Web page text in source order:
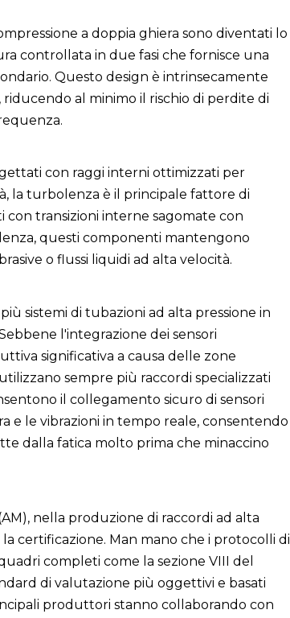
a doppia ghiera sono diventati lo
controllata in due fasi che fornisce una
Questo design è intrinsecamente
al minimo il rischio di perdite di
con raggi interni ottimizzati per
la turbolenza è il principale fattore di
transizioni interne sagomate con
questi componenti mantengono
o flussi liquidi ad alta velocità.
sistemi di tubazioni ad alta pressione in
l'integrazione dei sensori
significativa a causa delle zone
sempre più raccordi specializzati
il collegamento sicuro di sensori
e le vibrazioni in tempo reale, consentendo
dalla fatica molto prima che minaccino
nella produzione di raccordi ad alta
certificazione. Man mano che i protocolli di
completi come la sezione VIII del
di valutazione più oggettivi e basati
produttori stanno collaborando con